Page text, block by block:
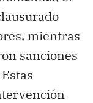
mientras
sanciones